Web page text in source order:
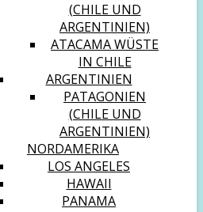
(CHILE UND
ARGENTINIEN)
ATACAMA WÜSTE
IN CHILE
ARGENTINIEN
PATAGONIEN
(CHILE UND
ARGENTINIEN)
NORDAMERIKA
LOS ANGELES
HAWAII
PANAMA